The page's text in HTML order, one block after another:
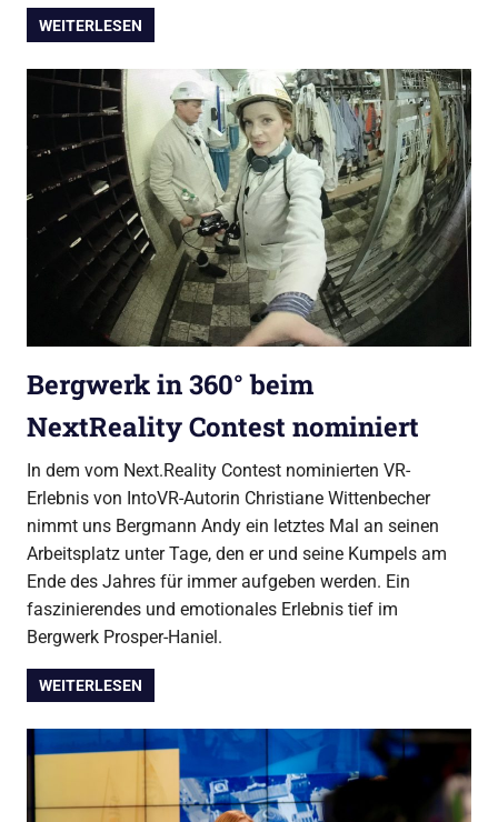
WEITERLESEN
Bergwerk in 360° beim
NextReality Contest nominiert
In dem vom Next.Reality Contest nominierten VR-
Erlebnis von IntoVR-Autorin Christiane Wittenbecher
nimmt uns Bergmann Andy ein letztes Mal an seinen
Arbeitsplatz unter Tage, den er und seine Kumpels am
Ende des Jahres für immer aufgeben werden. Ein
faszinierendes und emotionales Erlebnis tief im
Bergwerk Prosper-Haniel.
WEITERLESEN